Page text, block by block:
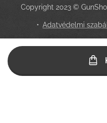
Copyright 2023 ©
Adatvédelmi